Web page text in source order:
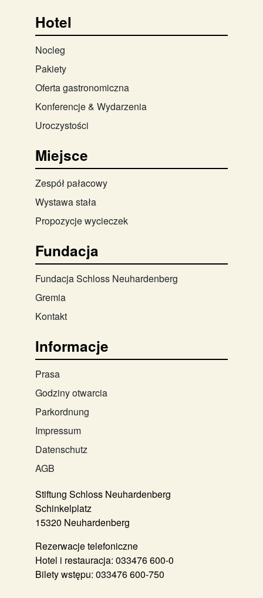
Hotel
Nocleg
Pakiety
Oferta gastronomiczna
Konferencje & Wydarzenia
Uroczystości
Miejsce
Zespół pałacowy
Wystawa stała
Propozycje wycieczek
Fundacja
Fundacja Schloss Neuhardenberg
Gremia
Kontakt
Informacje
Prasa
Godziny otwarcia
Parkordnung
Impressum
Datenschutz
AGB
Stiftung Schloss Neuhardenberg
Schinkelplatz
15320 Neuhardenberg
Rezerwacje telefoniczne
Hotel i restauracja: 033476 600-0
Bilety wstępu: 033476 600-750